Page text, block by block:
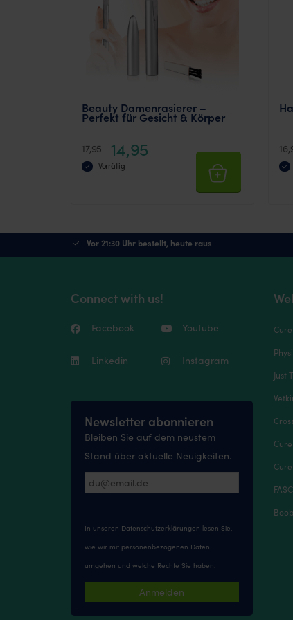
Beauty Damenrasierer –
Perfekt für Gesicht & Körper
17,95 14,95
Vorrätig
Vor 21:30 Uhr bestellt, heute raus
Connect with us!
Facebook Youtube
Linkedin Instagram
Newsletter abonnieren
Bleiben Sie auf dem neustem
Stand über aktuelle Neuigkeiten.
In unseren Datenschutzerklärungen lesen Sie,
wie wir mit personenbezogenen Daten
umgehen und welche Rechte Sie haben.
Anmelden
Just